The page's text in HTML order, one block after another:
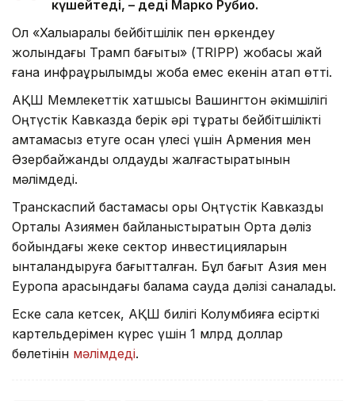
күшейтеді, – деді Марко Рубио.
Ол «Халықаралық бейбітшілік пен өркендеу
жолындағы Трамп бағыты» (TRIPP) жобасы жай
ғана инфрақұрылымдық жоба емес екенін атап өтті.
АҚШ Мемлекеттік хатшысы Вашингтон әкімшілігі
Оңтүстік Кавказда берік әрі тұрақты бейбітшілікті
қамтамасыз етуге қосқан үлесі үшін Армения мен
Әзербайжанды қолдауды жалғастыратынын
мәлімдеді.
Транскаспий бастамасы қоры Оңтүстік Кавказды
Орталық Азиямен байланыстыратын Орта дәліз
бойындағы жеке сектор инвестицияларын
ынталандыруға бағытталған. Бұл бағыт Азия мен
Еуропа арасындағы балама сауда дәлізі саналады.
Еске сала кетсек, АҚШ билігі Колумбияға есірткі
картельдерімен күрес үшін 1 млрд доллар
бөлетінін мәлімдеді.